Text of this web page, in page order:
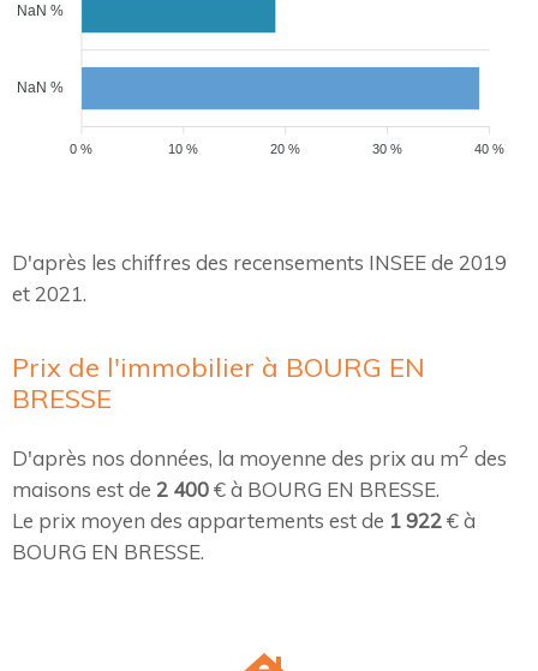
NaN %
NaN %
40 %
30 %
20 %
10 %
0 %
D'après les chiffres des recensements INSEE de 2019
et 2021.
Prix de l'immobilier à BOURG EN
BRESSE
D'après nos données, la moyenne des prix au m2 des
maisons est de 2 400€ à BOURG EN BRESSE.
Le prix moyen des appartements est de 1 922€ à
BOURG EN BRESSE.